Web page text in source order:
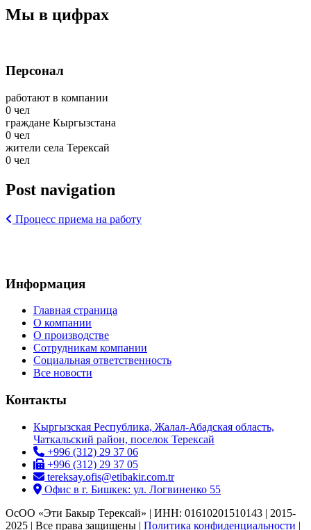
Мы в цифрах
Персонал
работают в компании
0 чел
граждане Кыргызстана
0 чел
жители села Терексай
0 чел
Post navigation
Процесс приема на работу
Информация
Главная страница
О компании
О производстве
Сотрудникам компании
Социальная ответственность
Все новости
Контакты
Кыргызская Республика, Жалал-Абадская область,
Чаткальский район, поселок Терексай
+996 (312) 29 37 06
+996 (312) 29 37 05
tereksay.ofis@etibakir.com.tr
Офис в г. Бишкек: ул. Логвиненко 55
ОсОО «Эти Бакыр Терексай» | ИНН: 01610201510143 | 2015-
2025 | Все права защищены | Политика конфиденциальности |